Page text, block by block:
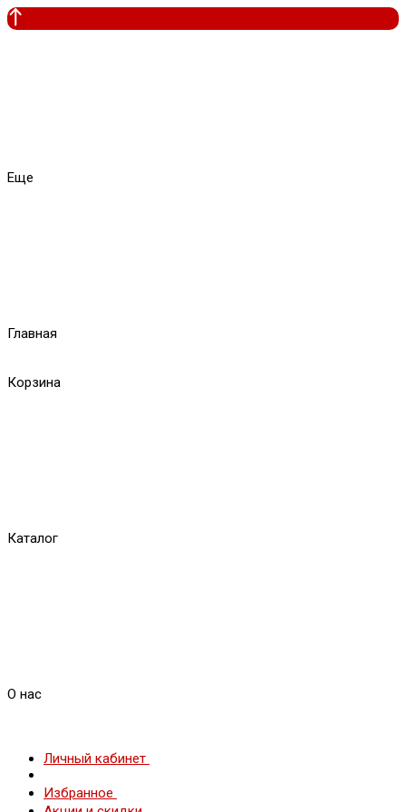
Еще
Главная
Корзина
Каталог
О нас
Личный кабинет
Избранное